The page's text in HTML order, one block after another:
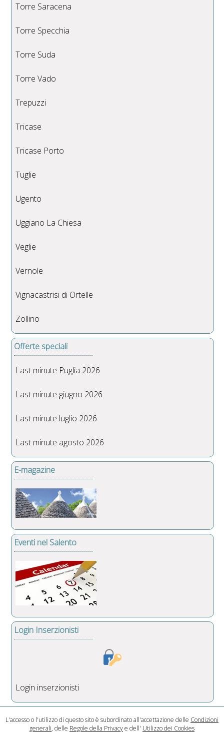
Torre Saracena
Torre Specchia
Torre Suda
Torre Vado
Trepuzzi
Tricase
Tricase Porto
Tuglie
Ugento
Uggiano La Chiesa
Veglie
Vernole
Vignacastrisi di Ortelle
Zollino
Offerte speciali
Last minute Puglia 2026
Last minute giugno 2026
Last minute luglio 2026
Last minute agosto 2026
E-magazine
Eventi nel Salento
Login Inserzionisti
Login inserzionisti
L'accesso o l'utilizzo di questo sito è subordinato all'accettazione delle Condizioni
generali, delle Regole della Privacye dell' Utilizzo dei Cookies